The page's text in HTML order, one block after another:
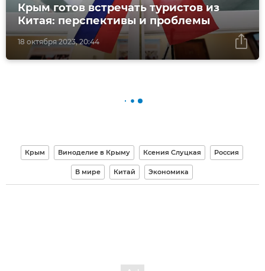
18 октября 2023, 20:44
Крым готов встречать туристов из
Китая: перспективы и проблемы
Крым Виноделие в Крыму Ксения Слуцкая Россия
В мире Китай Экономика